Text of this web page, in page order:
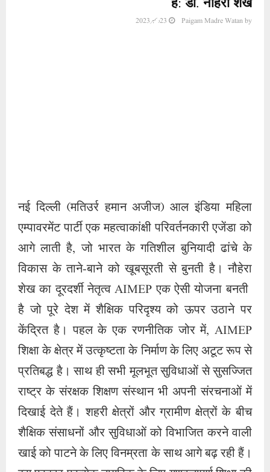
है: डॉ. नौहेरा शेख
by
Paigam Madre Watan 23 دسمبر 2023
शिक्षा के क्षेत्र में उत्कृष्टता के निर्माण के लिए अटूट रूप से
प्रतिबद्ध है। साथ ही सभी मूलभूत सुविधाओं से सुसज्जित
राष्ट्र के संरक्षक शिक्षण संस्थान भी अपनी संरचनाओं में
दिखाई देते हैं। शहरी क्षेत्रों और ग्रामीण क्षेत्रों के बीच
शैक्षिक संसाधनों और सुविधाओं को विभाजित करने वाली
खाई को पाटने के लिए विनम्रता के साथ आगे बढ़ रही हैं।
इस प्रकार प्रत्येक नागरिक के लिए गुणवत्तापूर्ण शिक्षा की
समानता सुनिश्चित करना। “बुनियादी विकास में
एआईएमईपी का व्यक्तिगत उद्देश्य देश के सरकारी और
निजी हिस्सों में शैक्षिक द्वीप बनाना है। पार्टी निर्माण का
प्रयास महज ईंट-गारे से आगे बढ़ते हैं। वह ज्ञान का
सामंजस्य सुनिश्चित करने के इच्छुक हैं जो इन समुदायों
की आत्मा में गूंजता है। यह क्षमता का पोषण करता है।